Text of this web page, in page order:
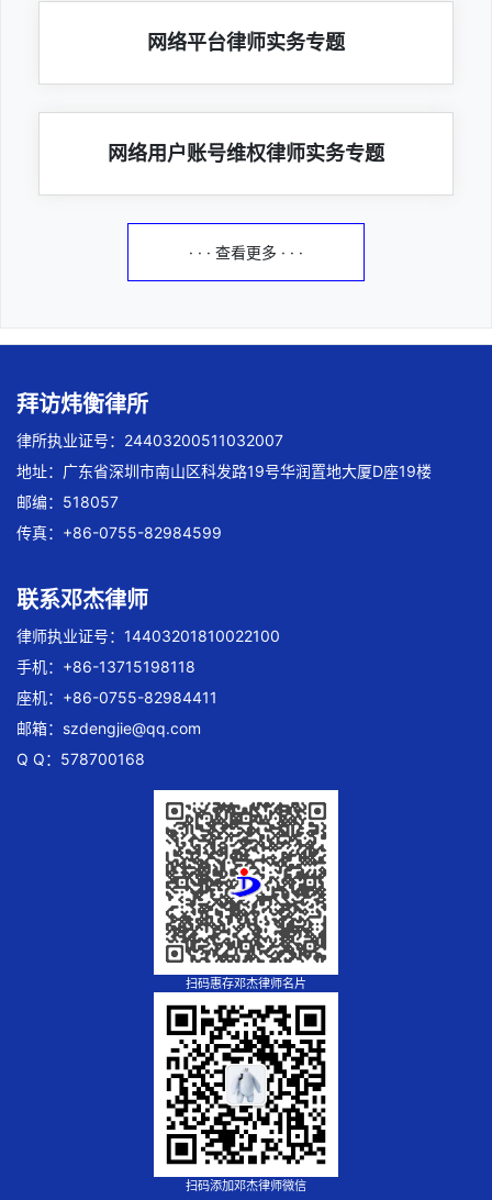
网络平台律师实务专题
网络用户账号维权律师实务专题
· · · 查看更多 · · ·
拜访炜衡律所
律所执业证号：24403200511032007
地址：广东省深圳市南山区科发路19号华润置地大厦D座19楼
邮编：518057
传真：+86-0755-82984599
联系邓杰律师
律师执业证号：14403201810022100
手机：+86-13715198118
座机：+86-0755-82984411
邮箱： szdengjie@qq.com
Q Q：578700168
扫码惠存邓杰律师名片
扫码添加邓杰律师微信